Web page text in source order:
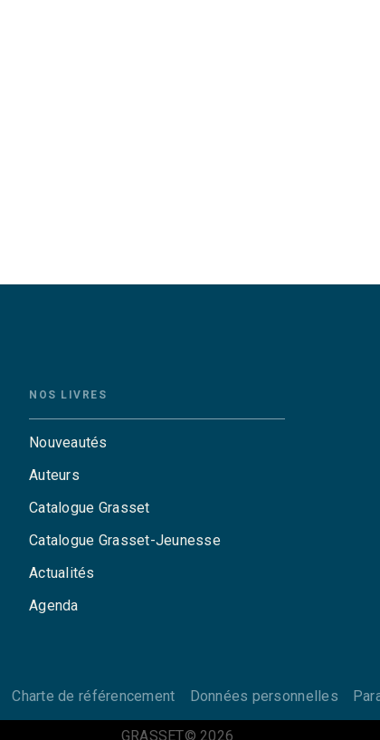
NOS LIVRES
Nouveautés
Auteurs
Catalogue Grasset
Catalogue Grasset-Jeunesse
Actualités
Agenda
Charte de référencement Données personnelles
GRASSET© 2026